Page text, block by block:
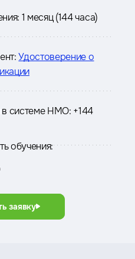
1 месяц (144 часа)
Удостоверение о
в системе НМО: +144
обучения:
заявку